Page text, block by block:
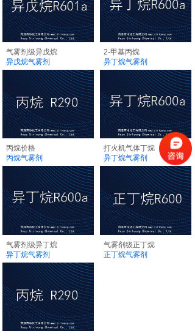
气雾剂级异戊烷
异戊烷气雾剂
2-甲基丙烷
异丁烷气雾剂
丙烷价格
丙烷气雾剂
打火机气体丁烷
异丁烷气雾剂
气雾剂级异丁烷
异丁烷气雾剂
气雾剂级正丁烷
正丁烷气雾剂